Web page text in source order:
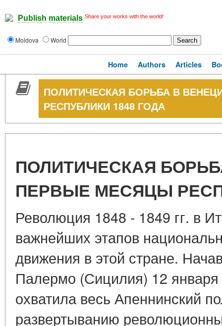
Publish materials Share your works with the world!
Moldova World
Home Authors Articles
ПОЛИТИЧЕСКАЯ БОРЬБА В
РЕСПУБЛИКИ 1848 ГОДА
ПОЛИТИЧЕСКАЯ
ПЕРВЫЕ МЕСЯЦЫ
Революция 1848 - 1849 гг. в
важнейших этапов
движения в этой стране.
Палермо (Сицилия) 12 января
охватила весь Апеннинский
развертыванию